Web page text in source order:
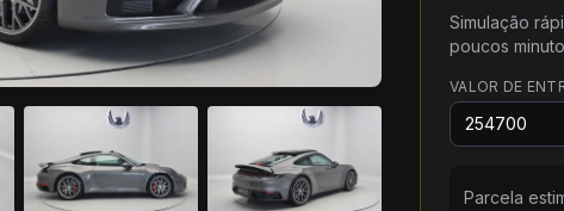
Simulação
poucos
VALOR DE
Parcela